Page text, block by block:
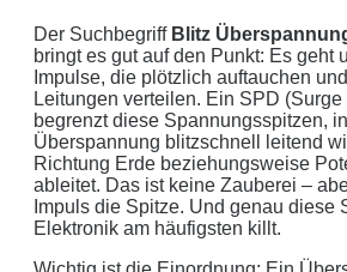
Der Suchbegriff Blitz
bringt es gut auf den Punkt: Es geht
Impulse, die plötzlich auftauchen
Leitungen verteilen. Ein SPD
begrenzt diese Spannungsspitzen,
Überspannung blitzschnell leitend
Richtung Erde beziehungsweise
ableitet. Das ist keine Zauberei –
Impuls die Spitze. Und genau diese
Elektronik am häufigsten killt.